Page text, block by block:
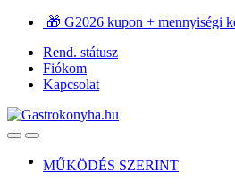
Ugrás
navigációhoz
Ugrás
tartalomra
🎁 G2026 kupon + mennyiségi
Rend. státusz
Fiókom
Kapcsolat
OpenClose
MŰKÖDÉS SZERINT